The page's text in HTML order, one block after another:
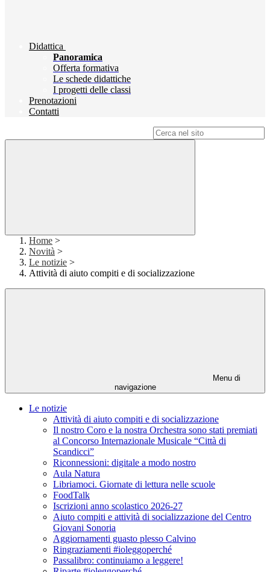
Didattica
Panoramica
Offerta formativa
Le schede didattiche
I progetti delle classi
Prenotazioni
Contatti
Home >
Novità >
Le notizie >
Attività di aiuto compiti e di socializzazione
Menu di
navigazione
Le notizie
Attività di aiuto compiti e di socializzazione
Il nostro Coro e la nostra Orchestra sono stati premiati
al Concorso Internazionale Musicale “Città di
Scandicci”
Riconnessioni: digitale a modo nostro
Aula Natura
Libriamoci. Giornate di lettura nelle scuole
FoodTalk
Iscrizioni anno scolastico 2026-27
Aiuto compiti e attività di socializzazione del Centro
Giovani Sonoria
Aggiornamenti guasto plesso Calvino
Ringraziamenti #ioleggoperché
Passalibro: continuiamo a leggere!